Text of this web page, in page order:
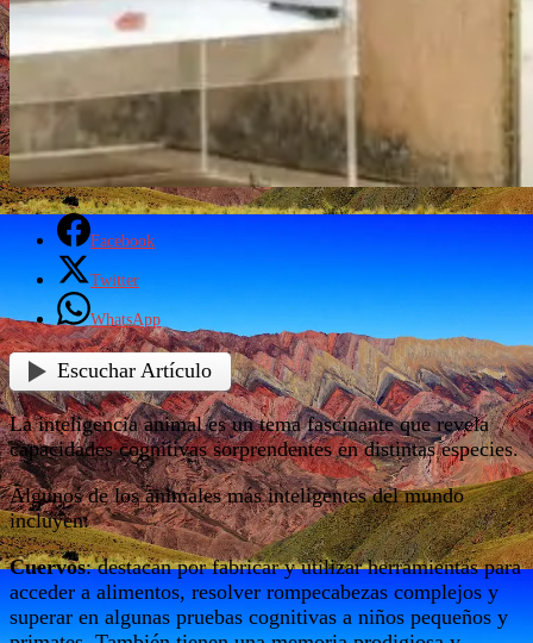
Facebook
Twitter
WhatsApp
Escuchar Artículo
La inteligencia animal es un tema fascinante que revela
capacidades cognitivas sorprendentes en distintas especies.
Algunos de los animales más inteligentes del mundo
incluyen:
Cuervos: destacan por fabricar y utilizar herramientas para
acceder a alimentos, resolver rompecabezas complejos y
superar en algunas pruebas cognitivas a niños pequeños y